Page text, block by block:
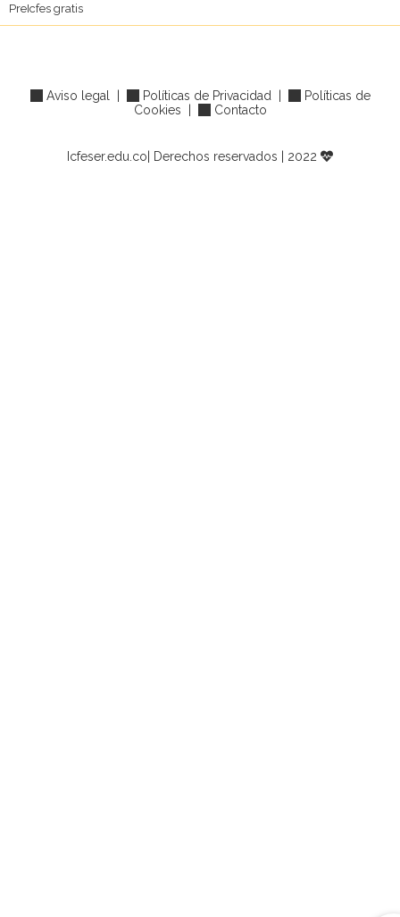
PreIcfes gratis
Aviso legal Políticas de Privacidad
Políticas de
Cookies
Contacto
Icfeser.edu.co| Derechos reservados | 2022